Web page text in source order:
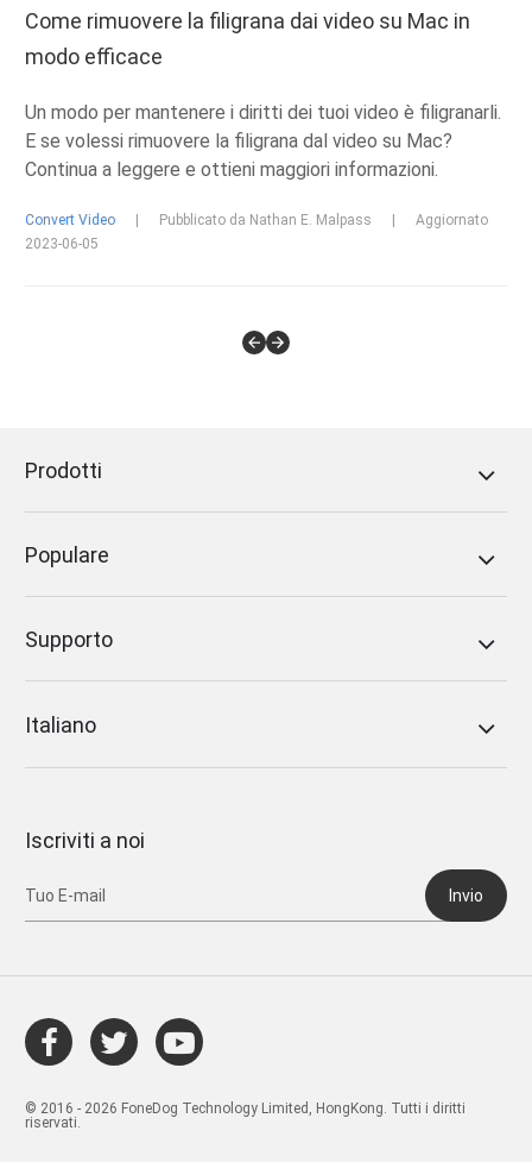
Come rimuovere la filigrana dai video su Mac in
modo efficace
Un modo per mantenere i diritti dei tuoi video è filigranarli.
E se volessi rimuovere la filigrana dal video su Mac?
Continua a leggere e ottieni maggiori informazioni.
Convert Video Pubblicato da Nathan E. Malpass
Aggiornato
2023-06-05
Prodotti
Populare
Supporto
Italiano
Iscriviti a noi
Invio
© 2016 - 2026 FoneDog Technology Limited, HongKong. Tutti i diritti
riservati.